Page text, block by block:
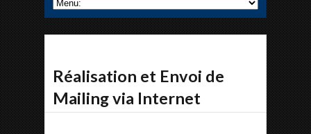
Réalisation et Envoi de
Mailing via Internet